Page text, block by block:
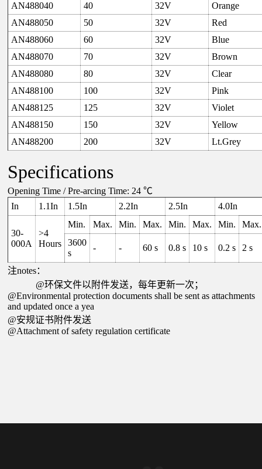
AN488040
40 32V
Orange
AN488050
50 32V
Red
AN488060
60 32V
Blue
AN488070
70 32V
Brown
AN488080
80 32V
Clear
AN488100
100 32V
Pink
AN488125
125 32V
Violet
AN488150
150 32V
Yellow
AN488200
200 32V Lt.Grey
Specifications
Opening Time / Pre-arcing Time: 24 ℃
In
1.1In 1.5In 2.2In 2.5In 4.0In
30-
000A
>4
Hours
Min. Max. Min. Max. Min. Max. Min.
Max.
3600
s
- - 60 s 0.8 s 10 s 0.2 s 2 s
注notes：
@环保文件以附件发送，每年更新一次；
@Environmental protection documents shall be sent as attachments
and updated once a yea
@安规证书附件发送
@Attachment of safety regulation certificate